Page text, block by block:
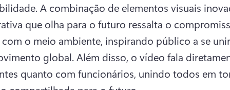
A combinação de elementos visuais
que olha para o futuro ressalta o
o meio ambiente, inspirando público a se
global. Além disso, o vídeo fala
quanto com funcionários, unindo todos em